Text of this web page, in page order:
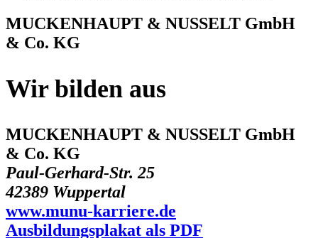
MUCKENHAUPT & NUSSELT GmbH
& Co. KG
Wir bilden aus
MUCKENHAUPT & NUSSELT GmbH
& Co. KG
Paul-Gerhard-Str. 25
42389 Wuppertal
www.munu-karriere.de
Ausbildungsplakat als PDF